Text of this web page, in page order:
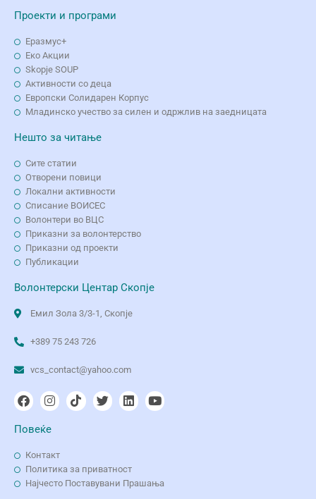
Проекти и програми
Еразмус+
Еко Aкции
Skopje SOUP
Активности со деца
Европски Солидарен Корпус
Младинско учество за силен и одржлив на заедницата
Нешто за читање
Сите статии
Отворени повици
Локални активности
Списание ВОИСЕС
Волонтери во ВЦС
Приказни за волонтерство
Приказни од проекти
Публикации
Волонтерски Центар Скопје
Емил Зола 3/3-1, Скопје
+389 75 243 726
vcs_contact@yahoo.com
Повеќе
Контакт
Политика за приватност
Најчесто Поставувани Прашања